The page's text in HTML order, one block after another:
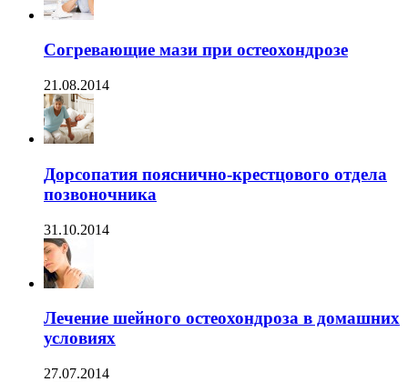
Согревающие мази при остеохондрозе
21.08.2014
Дорсопатия пояснично-крестцового отдела
позвоночника
31.10.2014
Лечение шейного остеохондроза в домашних
условиях
27.07.2014